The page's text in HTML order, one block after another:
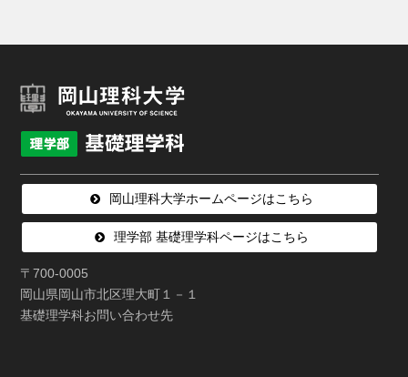
岡山理科大学ホームページはこちら
理学部 基礎理学科ページはこちら
〒700-0005
岡山県岡山市北区理大町１－１
基礎理学科お問い合わせ先